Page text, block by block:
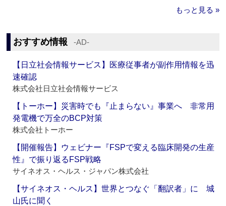
もっと見る »
おすすめ情報 ‐AD‐
【日立社会情報サービス】医療従事者が副作用情報を迅
速確認
株式会社日立社会情報サービス
【トーホー】災害時でも『止まらない』事業へ 非常用
発電機で万全のBCP対策
株式会社トーホー
【開催報告】ウェビナー『FSPで変える臨床開発の生産
性』で振り返るFSP戦略
サイネオス・ヘルス・ジャパン株式会社
【サイネオス・ヘルス】世界とつなぐ「翻訳者」に 城
山氏に聞く